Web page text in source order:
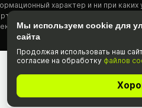
характер и ни при каких
определяемой положениями
РФ.
Мы используем cookie для
сайта
Продолжая использовать наш
согласие на обработку файлов